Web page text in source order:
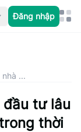
Đăng nhập
...
đầu tư lâu
thời